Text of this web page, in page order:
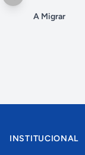
A Migrar
INSTITUCIONAL